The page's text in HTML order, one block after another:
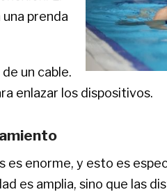
una prenda
un cable.
enlazar los dispositivos.
es enorme, y esto es
es amplia, sino que las